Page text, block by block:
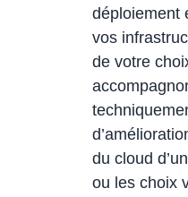
déploiement
vos
de votre
du cloud
ou les choix